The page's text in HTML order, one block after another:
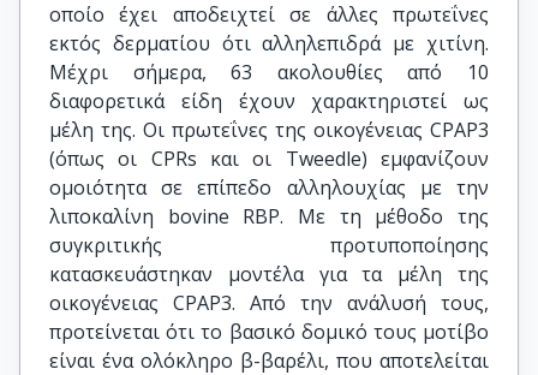
οποίο έχει αποδειχτεί σε άλλες πρωτεΐνες
εκτός δερματίου ότι αλληλεπιδρά με χιτίνη.
Μέχρι σήμερα, 63 ακολουθίες από 10
διαφορετικά είδη έχουν χαρακτηριστεί ως
μέλη της. Οι πρωτεΐνες της οικογένειας CPAP3
(όπως οι CPRs και οι Tweedle) εμφανίζουν
ομοιότητα σε επίπεδο αλληλουχίας με την
λιποκαλίνη bovine RBP. Με τη μέθοδο της
συγκριτικής προτυποποίησης
κατασκευάστηκαν μοντέλα για τα μέλη της
οικογένειας CPAP3. Από την ανάλυσή τους,
προτείνεται ότι το βασικό δομικό τους μοτίβο
είναι ένα ολόκληρο β-βαρέλι, που αποτελείται